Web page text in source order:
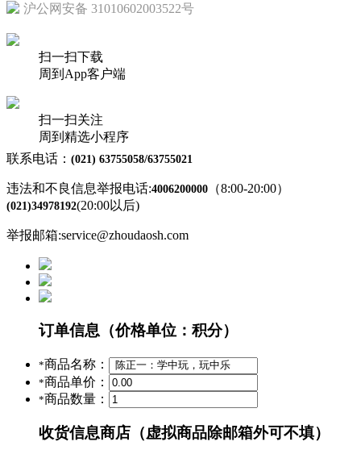
沪公网安备 31010602003522号
扫一扫下载
周到App客户端
扫一扫关注
周到精选小程序
联系电话： (021) 63755058/63755021
违法和不良信息举报电话:4006200000 （8:00-20:00）
(021)34978192(20:00以后)
举报邮箱:service@zhoudaosh.com
订单信息 （价格单位：积分）
*商品名称：
*商品单价：
*商品数量：
收货信息商店（虚拟商品除邮箱外可不填）